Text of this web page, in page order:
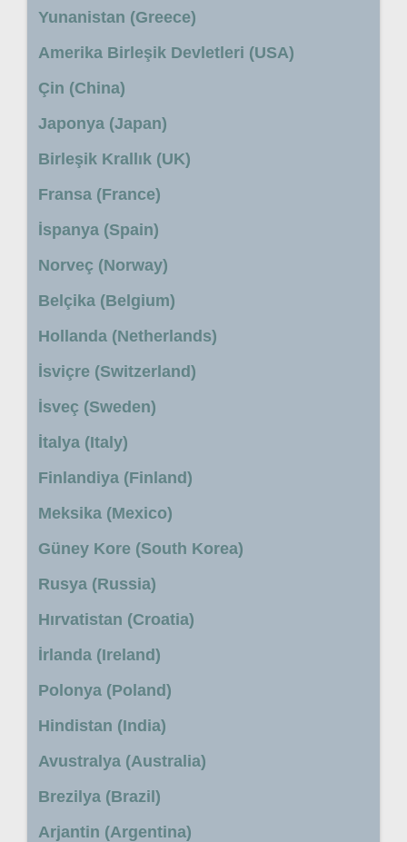
Yunanistan (Greece)
Amerika Birleşik Devletleri (USA)
Çin (China)
Japonya (Japan)
Birleşik Krallık (UK)
Fransa (France)
İspanya (Spain)
Norveç (Norway)
Belçika (Belgium)
Hollanda (Netherlands)
İsviçre (Switzerland)
İsveç (Sweden)
İtalya (Italy)
Finlandiya (Finland)
Meksika (Mexico)
Güney Kore (South Korea)
Rusya (Russia)
Hırvatistan (Croatia)
İrlanda (Ireland)
Polonya (Poland)
Hindistan (India)
Avustralya (Australia)
Brezilya (Brazil)
Arjantin (Argentina)